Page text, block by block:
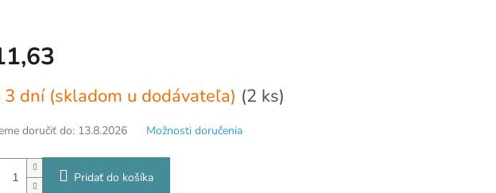
3 dní (skladom u dodávateľa) (2 ks)
doručiť do: 13.8.2026 Možnosti doručenia
Pridať do košíka